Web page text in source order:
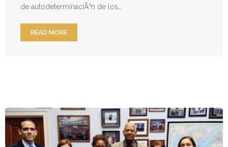
de autodeterminaciÃ³n de los…
READ MORE